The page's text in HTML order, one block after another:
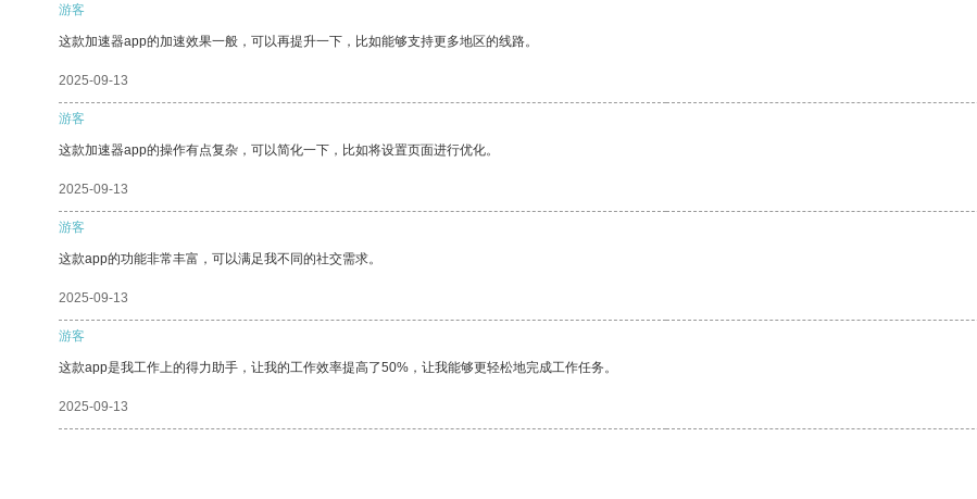
游客
这款加速器app的加速效果一般，可以再提升一下，比如能够支持更多地区的线路。
2025-09-13
游客
这款加速器app的操作有点复杂，可以简化一下，比如将设置页面进行优化。
2025-09-13
游客
这款app的功能非常丰富，可以满足我不同的社交需求。
2025-09-13
游客
这款app是我工作上的得力助手，让我的工作效率提高了50%，让我能够更轻松地完成工作任务。
2025-09-13